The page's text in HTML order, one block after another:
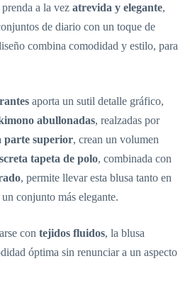
prenda a la vez atrevida y elegante,
de diario con un toque de
combina comodidad y estilo, para
aporta un sutil detalle gráfico,
abullonadas, realzadas por
parte superior, crean un volumen
tapeta de polo, combinada con
, permite llevar esta blusa tanto en
conjunto más elegante.
con tejidos fluidos, la blusa
óptima sin renunciar a un aspecto